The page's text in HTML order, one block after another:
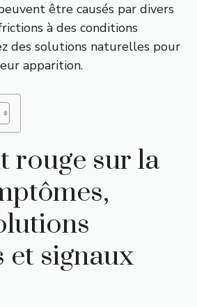
être causés par divers
à des conditions
des solutions naturelles pour
apparition.
rouge sur la
et signaux